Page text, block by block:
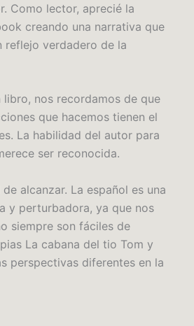
Como lector, aprecié la
creando una narrativa que
reflejo verdadero de la
nos recordamos de que
que hacemos tienen el
La habilidad del autor para
ser reconocida.
alcanzar. La español es una
y perturbadora, ya que nos
siempre son fáciles de
La cabana del tio Tom y
perspectivas diferentes en la